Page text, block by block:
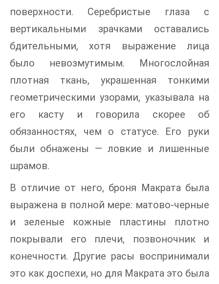
поверхности. Серебристые глаза с
вертикальными зрачками оставались
бдительными, хотя выражение лица
было невозмутимым. Многослойная
плотная ткань, украшенная тонкими
геометрическими узорами, указывала на
его касту и говорила скорее об
обязанностях, чем о статусе. Его руки
были обнажены — ловкие и лишенные
шрамов.
В отличие от него, броня Макрата была
выражена в полной мере: матово-черные
и зеленые кожные пластины плотно
покрывали его плечи, позвоночник и
конечности. Другие расы воспринимали
это как доспехи, но для Макрата это была